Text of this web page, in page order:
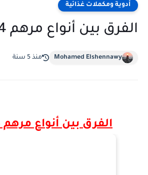
أدوية ومكملات غذائية
الفرق بين أنواع مرهم Hyalo 4
Mohamed Elshennawy منذ 5 سنة
الفرق بين أنواع مرهم Hyalo 4